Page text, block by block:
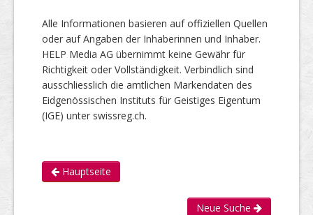
Alle Informationen basieren auf offiziellen Quellen
oder auf Angaben der Inhaberinnen und Inhaber.
HELP Media AG übernimmt keine Gewähr für
Richtigkeit oder Vollständigkeit. Verbindlich sind
ausschliesslich die amtlichen Markendaten des
Eidgenössischen Instituts für Geistiges Eigentum
(IGE) unter swissreg.ch.
Hauptseite
Neue Suche